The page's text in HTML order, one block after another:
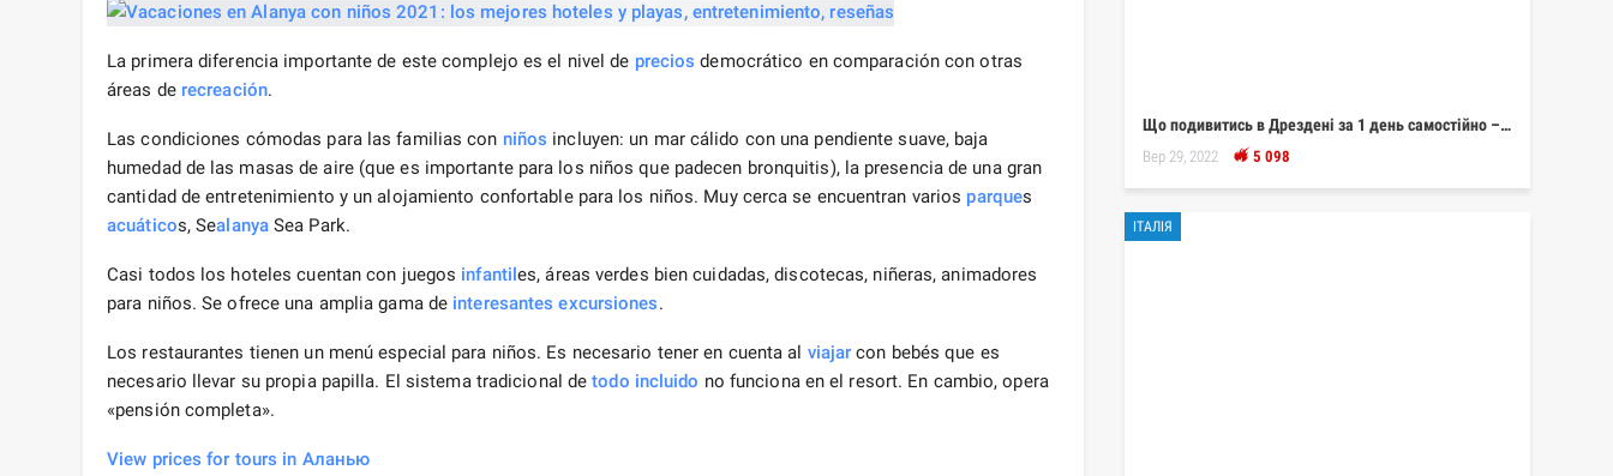
La primera diferencia importante de este complejo es el nivel de precios democrático en comparación con otras
áreas de recreación.
Las condiciones cómodas para las familias con niños incluyen: un mar cálido con una pendiente suave, baja
humedad de las masas de aire (que es importante para los niños que padecen bronquitis), la presencia de una gran
cantidad de entretenimiento y un alojamiento confortable para los niños. Muy cerca se encuentran varios parques
acuáticos, SealanyaSea Park.
Casi todos los hoteles cuentan con juegos infantiles, áreas verdes bien cuidadas, discotecas, niñeras, animadores
para niños. Se ofrece una amplia gama de interesantes excursiones.
Los restaurantes tienen un menú especial para niños. Es necesario tener en cuenta al viajar con bebés que es
necesario llevar su propia papilla. El sistema tradicional detodo incluido no funciona en el resort. En cambio, opera
«pensión completa».
View prices for tours in Аланью
Що подивитись в Дрездені за 1 день самостійно –…
Вер 29, 2022 5 098
ІТАЛІЯ